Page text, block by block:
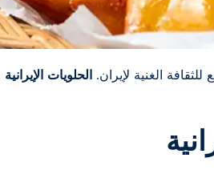
الغنية لإيران.الحلويات الإيرانية